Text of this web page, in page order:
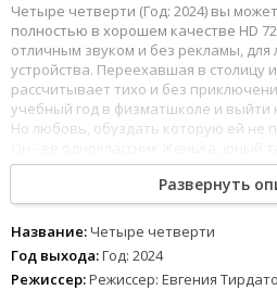
Четыре четверти (Год: 2024) вы
полностью в хорошем качестве HD
отличным звуком и без рекламы, для
устройства. Переехавшая в столицу
рассчитывает тихо и без
учебный год в физматшколе и выйти
Но любовь, обуздать которую ей не
А еще - новые друзья и новые враги,
семьи. Маша, полностью
избраннику, идеалисту и
попытаться вместе выстроить
не дожидаясь окончания школы.
1 23 45 678
Развернуть
Название:Четыре четверти
Год выхода:Год: 2024
Режиссер:Режиссер: Евгения